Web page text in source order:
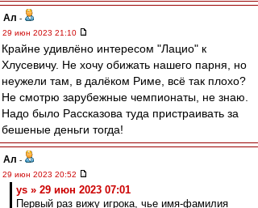
Ал -
29 июн 2023 21:10
Крайне удивлёно интересом "Лацио" к
Хлусевичу. Не хочу обижать нашего парня, но
неужели там, в далёком Риме, всё так плохо?
Не смотрю зарубежные чемпионаты, не знаю.
Надо было Рассказова туда пристраивать за
бешеные деньги тогда!
Ал -
29 июн 2023 20:52
ys » 29 июн 2023 07:01
Первый раз вижу игрока, чье имя-фамилия